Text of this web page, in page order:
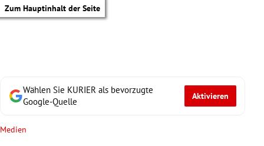
Zum Hauptinhalt der Seite
Wählen Sie KURIER als bevorzugte
Google-Quelle
Aktivieren
Medien